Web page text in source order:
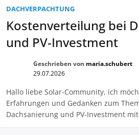
überzeugt bin. Meine Anlage
DACHVERPACHTUNG
Kostenverteilung bei
und PV-Investment
Geschrieben von maria.schubert
29.07.2026
Hallo liebe Solar-Community, ich
Erfahrungen und Gedanken zum
Dachsanierung und PV-Investment